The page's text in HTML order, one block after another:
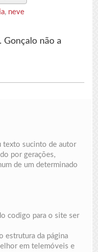
, neve
Gonçalo não a
texto sucinto de autor
por gerações,
de um determinado
codigo para o site ser
estrutura da página
em telemóveis e